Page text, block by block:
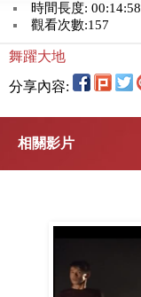
時間長度: 00:14:58
觀看次數:157
舞躍大地
分享內容:
相關影片